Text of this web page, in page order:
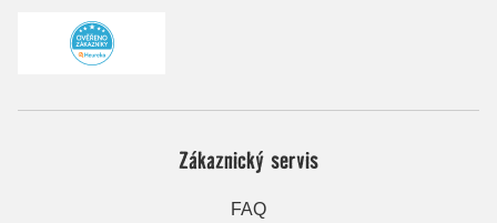
Zákaznický servis
FAQ